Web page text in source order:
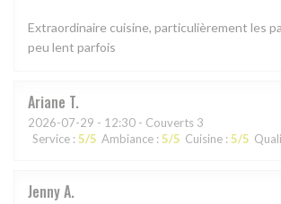
Extraordinaire cuisine, particulièrement les
peu lent parfois
Ariane T
2026-07-29 - 12:30 - Couverts 3
Service : 5/5 Ambiance : 5/5 Cuisine : 5/5
JennyA